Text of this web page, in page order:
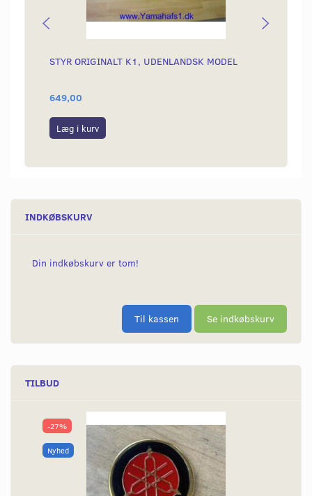
STYR ORIGINALT K1, UDENLANDSK MODEL
649,00
Læg i kurv
INDKØBSKURV
Din indkøbskurv er tom!
Til kassen Se indkøbskurv
TILBUD
-27%
Nyhed